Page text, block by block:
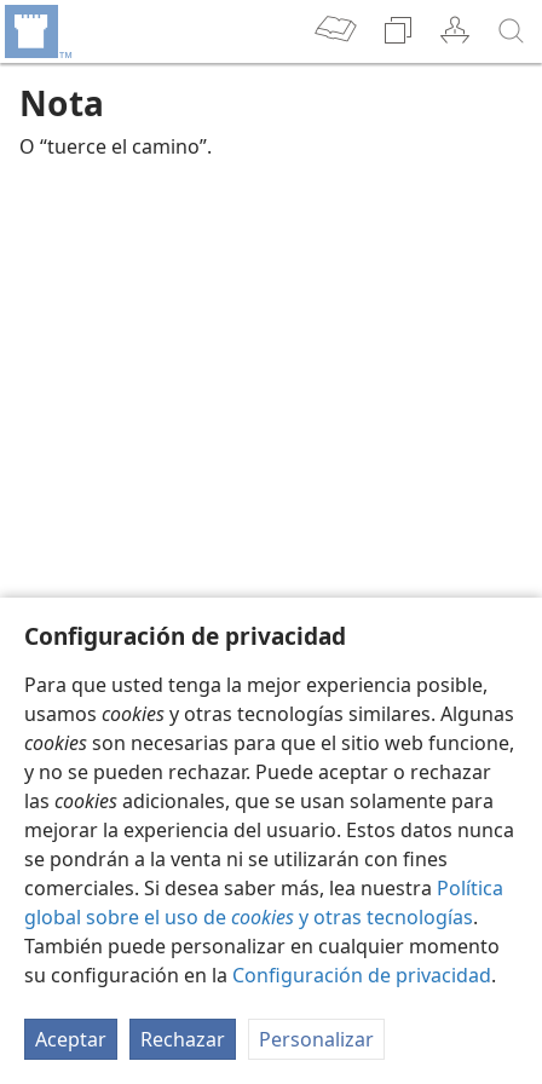
Configuración de privacidad
Para que usted tenga la mejor experiencia posible,
usamos cookiesy otras tecnologías similares. Algunas
cookiesson necesarias para que el sitio web funcione,
y no se pueden rechazar. Puede aceptar o rechazar
las cookiesadicionales, que se usan solamente para
mejorar la experiencia del usuario. Estos datos nunca
se pondrán a la venta ni se utilizarán con fines
comerciales. Si desea saber más, lea nuestra Política
global sobre el uso decookiesy otras tecnologías.
También puede personalizar en cualquier momento
su configuración en la Configuración de privacidad.
Aceptar Rechazar Personalizar
Nota
O “tuerce el camino”.
Español Configuración
Copyright© 2026 Watch Tower Bible and Tract Society of Pennsylvania
Condiciones de uso
Política de privacidad
Configuración de privacidad
JW.ORG Iniciar sesión